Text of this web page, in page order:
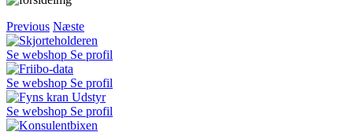
Previous Næste
Se webshop Se profil
Se webshop Se profil
Se webshop Se profil